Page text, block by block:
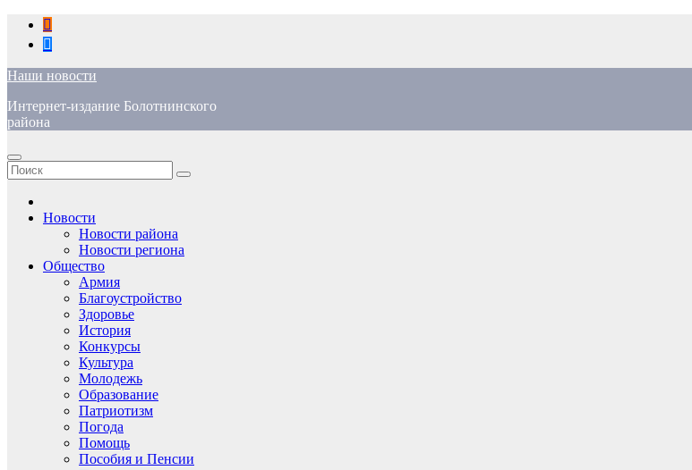
Перейти
содержимому
Наши новости
Интернет-издание Болотнинского
района
Новости
Новости района
Новости региона
Общество
Армия
Благоустройство
Здоровье
История
Конкурсы
Культура
Молодежь
Образование
Патриотизм
Погода
Помощь
Пособия и Пенсии